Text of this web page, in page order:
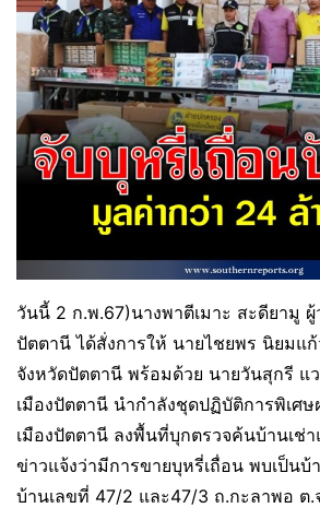
วันนี้ 2 ก.พ.67)นางพาตีเมาะ สะดียามู
ปัตตานี ได้สั่งการให้ นายไชยพร นิยมแก้
จังหวัดปัตตานี พร้อมด้วย นายวันสุกรี แ
เมืองปัตตานี นำกำลังชุดปฏิบัติการพิเศษ
เมืองปัตตานี ลงพื้นที่บุกตรวจค้นบ้านเช่
ข่าวแจ้งว่ามีการขายบุหรี่เถื่อน พบเป็น
บ้านเลขที่ 47/2 และ47/3 ถ.กะลาพอ ต.